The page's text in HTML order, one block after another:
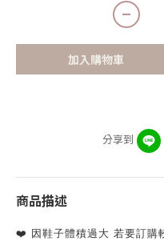
加入購物車
分享到
商品描述
❤️ 因鞋子體積過大 若要訂購